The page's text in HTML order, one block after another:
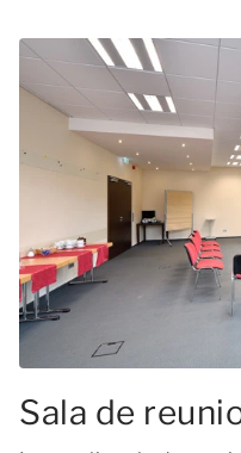
Sala de